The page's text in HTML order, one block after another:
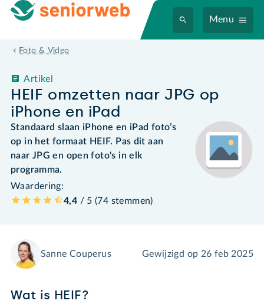
Menu
Foto & Video
HEIF omzetten naar JPG op
iPhone en iPad
Artikel
Standaard slaan iPhone en iPad foto’s
op in het formaat HEIF. Pas dit aan
naar JPG en open foto's in elk
programma.
Waardering:
4,4 / 5 (74 stemmen)
Sanne Couperus Gewijzigd op 26 feb 2025
Wat is HEIF?